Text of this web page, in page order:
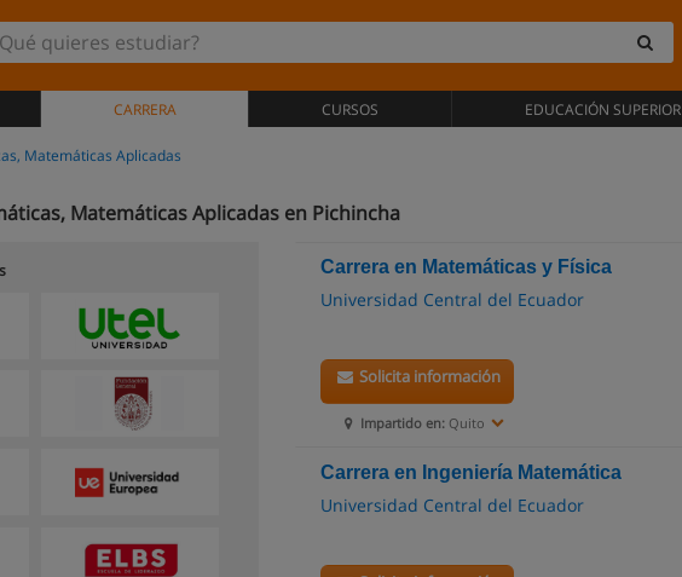
CARRERA CURSOS EDUCACIÓN SUPERIOR
Matemáticas Aplicadas
Matemáticas Aplicadas en Pichincha
Carrera en Matemáticas y Física
Universidad Central del Ecuador
Impartido en: Quito
Solicita información
Carrera en Ingeniería Matemática
Universidad Central del Ecuador